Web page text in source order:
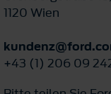
1120 Wien
+43 (1) 206 09